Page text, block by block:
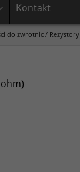
Kontakt
do zwrotnic/ Rezystory